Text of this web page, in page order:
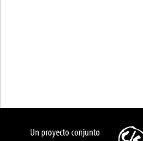
Un proyecto conjunto